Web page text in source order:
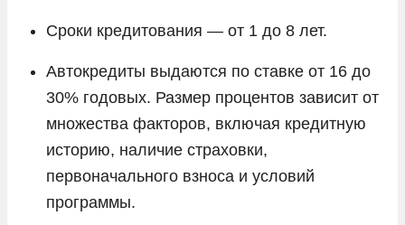
Сроки кредитования — от 1 до 8 лет.
Автокредиты выдаются по ставке от 16 до
30% годовых. Размер процентов зависит от
множества факторов, включая кредитную
историю, наличие страховки,
первоначального взноса и условий
программы.